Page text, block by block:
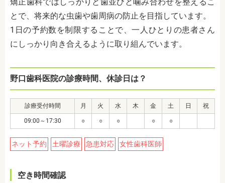
矯正歯科ではしっかりと歯並びと噛み合わせを整えるこ
とで、将来的な虫歯や歯周病の防止を目指しています。
1日の予約数を制限することで、一人ひとりの患者さん
にしっかり向き合えるように取り組んでいます。
野口歯科医院の診療時間、休診日は？
診療受付時間 月 火 水 木 金 土 日 祝
09:00～17:30 ○ ○ ○ ○ ○
ネット予約 土曜診療 急患対応 女性歯科医師
空き時間確認